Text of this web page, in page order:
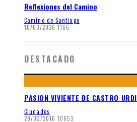
Reflexiones del Camino
Camino de Santiago
10/03/2026 1166
DESTACADO
PASION VIVIENTE DE CASTRO
Ciudades
29/03/2016 10653